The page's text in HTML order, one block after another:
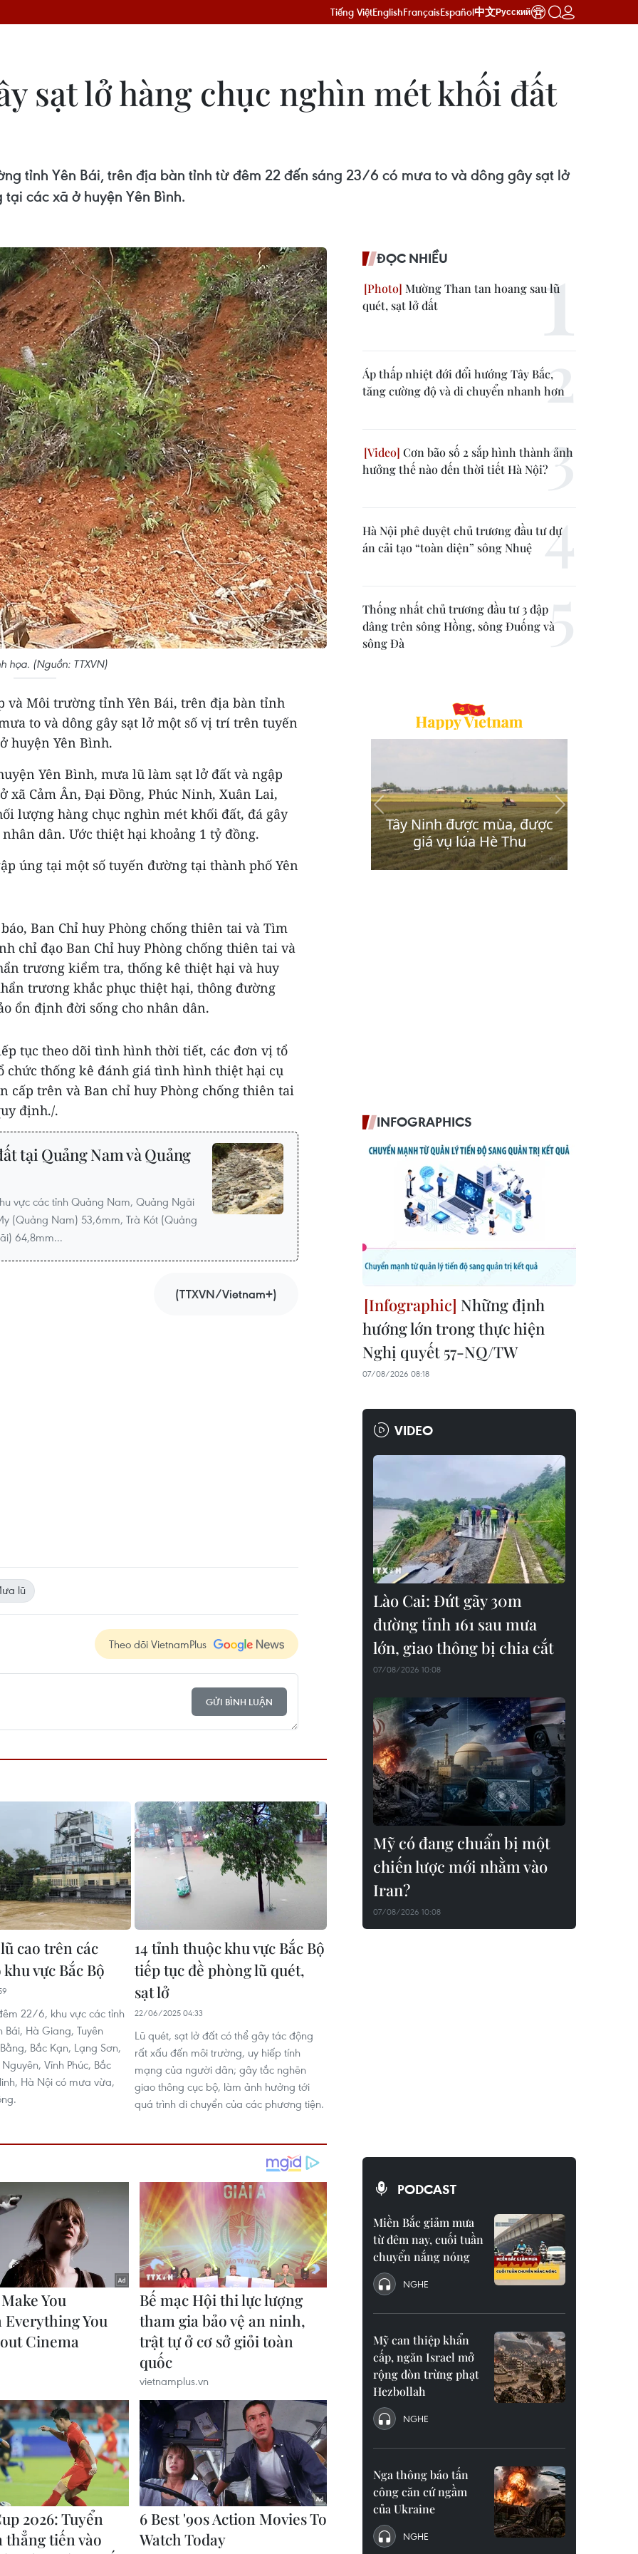
Tiếng ViệtEnglishFrançaisEspañol中文Русский
sạt lở hàng chục nghìn mét khối đất
tỉnh Yên Bái, trên địa bàn tỉnh từ đêm 22 đến sáng 23/6 có mưa to và dông gây sạt lở
các xã ở huyện Yên Bình.
họa. (Nguồn: TTXVN)
và Môi trường tỉnh Yên Bái, trên địa bàn tỉnh
to và dông gây sạt lở một số vị trí trên tuyến
huyện Yên Bình.
Yên Bình, mưa lũ làm sạt lở đất và ngập
xã Cảm Ân, Đại Đồng, Phúc Ninh, Xuân Lai,
lượng hàng chục nghìn mét khối đất, đá gây
dân. Ước thiệt hại khoảng 1 tỷ đồng.
úng tại một số tuyến đường tại thành phố Yên
Ban Chỉ huy Phòng chống thiên tai và Tìm
chỉ đạo Ban Chỉ huy Phòng chống thiên tai và
trương kiểm tra, thống kê thiệt hại và huy
trương khắc phục thiệt hại, thông đường
ổn định đời sống cho nhân dân.
tục theo dõi tình hình thời tiết, các đơn vị tổ
chức thống kê đánh giá tình hình thiệt hại cụ
cấp trên và Ban chỉ huy Phòng chống thiên tai
định./.
tại Quảng Nam và Quảng
vực các tỉnh Quảng Nam, Quảng Ngãi
(Quảng Nam) 53,6mm, Trà Kót (Quảng
64,8mm...
(TTXVN/Vietnam+)
lũ
Theo dõi VietnamPlus
GỬI BÌNH LUẬN
cao trên các
vực Bắc Bộ
22/6, khu vực các tỉnh
Bái, Hà Giang, Tuyên
Bắc Kạn, Lạng Sơn,
Nguyên, Vĩnh Phúc, Bắc
Hà Nội có mưa vừa,
14 tỉnh thuộc khu vực Bắc Bộ
tiếp tục đề phòng lũ quét,
sạt lở
22/06/2025 04:33
Lũ quét, sạt lở đất có thể gây tác động
rất xấu đến môi trường, uy hiếp tính
mạng của người dân; gây tắc nghẽn
giao thông cục bộ, làm ảnh hưởng tới
quá trình di chuyển của các phương tiện.
ĐỌC NHIỀU
Mường Than tan hoang sau lũ
quét, sạt lở đất
Áp thấp nhiệt đới đổi hướng Tây Bắc,
tăng cường độ và di chuyển nhanh hơn
Cơn bão số 2 sắp hình thành ảnh
hưởng thế nào đến thời tiết Hà Nội?
Hà Nội phê duyệt chủ trương đầu tư dự
án cải tạo “toàn diện” sông Nhuệ
Thống nhất chủ trương đầu tư 3 đập
dâng trên sông Hồng, sông Đuống và
sông Đà
INFOGRAPHICS
Những định
hướng lớn trong thực hiện
Nghị quyết 57-NQ/TW
07/08/2026 08:18
VIDEO
Lào Cai: Đứt gãy 30m
đường tỉnh 161 sau mưa
lớn, giao thông bị chia cắt
07/08/2026 10:08
Mỹ có đang chuẩn bị một
chiến lược mới nhằm vào
Iran?
07/08/2026 10:08
PODCAST
Miền Bắc giảm mưa
từ đêm nay, cuối tuần
chuyển nắng nóng
NGHE
Mỹ can thiệp khẩn
cấp, ngăn Israel mở
rộng đòn trừng phạt
Hezbollah
NGHE
Nga thông báo tấn
công căn cứ ngầm
của Ukraine
NGHE